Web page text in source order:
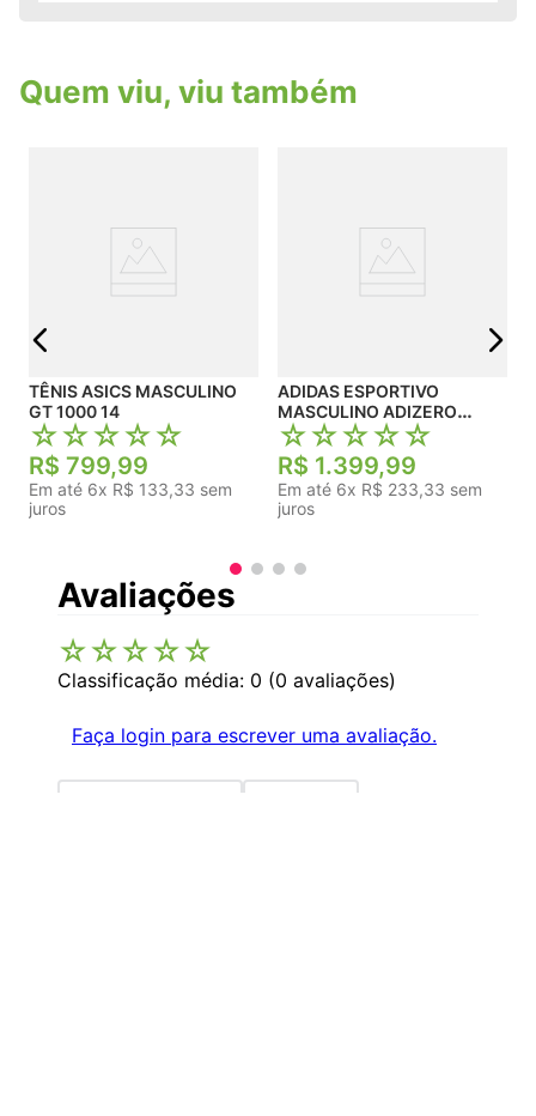
de maior desgaste.Especificações
Técnicas:Marca: AdidasModelo: Response
RunnerCor: Branco com detalhes em PrataTipo de
antiderrapanteIndicado para: Corridas de rua,
caminhadas, treinos de academia e uso diário
Quem viu, viu também
TÊNIS ASICS MASCULINO
GT 1000 14
☆☆☆☆☆
R$ 799,99
Em até 6x R$ 133,33 sem
juros
ADIDAS ESPORTIVO
MASCULINO ADIZERO
BOSTON 13
☆☆☆☆☆
R$ 1.399,99
Em até 6x R$ 233,33 sem
juros
Avaliações
☆☆☆☆☆
Classificação média: 0 (0 avaliações)
Faça login para escrever uma avaliação.